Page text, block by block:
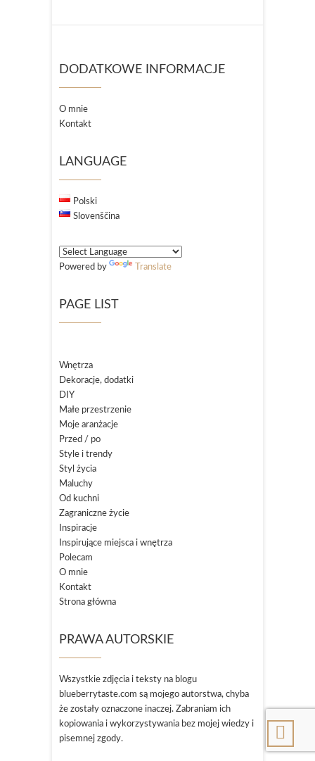
DODATKOWE INFORMACJE
O mnie
Kontakt
LANGUAGE
Polski
Slovenščina
Powered by Translate
PAGE LIST
Wnętrza
Dekoracje, dodatki
DIY
Małe przestrzenie
Moje aranżacje
Przed / po
Style i trendy
Styl życia
Maluchy
Od kuchni
Zagraniczne życie
Inspiracje
Inspirujące miejsca i wnętrza
Polecam
O mnie
Kontakt
Strona główna
PRAWA AUTORSKIE
Wszystkie zdjęcia i teksty na blogu
blueberrytaste.com są mojego autorstwa, chyba
że zostały oznaczone inaczej. Zabraniam ich
kopiowania i wykorzystywania bez mojej wiedzy i
pisemnej zgody.